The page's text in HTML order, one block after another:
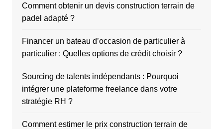
Comment obtenir un devis construction terrain de
padel adapté ?
Financer un bateau d’occasion de particulier à
particulier : Quelles options de crédit choisir ?
Sourcing de talents indépendants : Pourquoi
intégrer une plateforme freelance dans votre
stratégie RH ?
Comment estimer le prix construction terrain de